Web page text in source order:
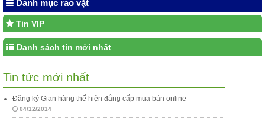
Danh mục rao vặt
Tin VIP
Danh sách tin mới nhất
Tin tức mới nhất
Đăng ký Gian hàng thể hiện đẳng cấp mua bán online
04/12/2014